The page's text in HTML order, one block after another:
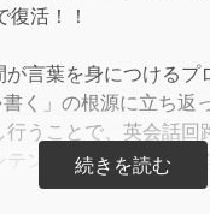
活！！
言葉を身につけるプ
く」の根源に立ち返
うことで、英会話回
テンツです。シャワー
慣化させることで、頭